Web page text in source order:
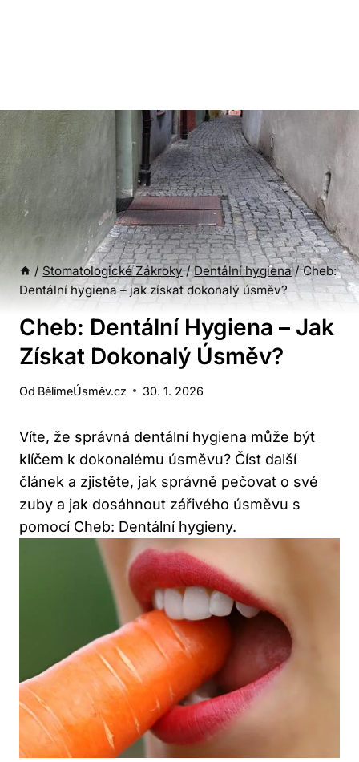
/ Stomatologické Zákroky / Dentální hygiena / Cheb:
Dentální hygiena – jak získat dokonalý úsměv?
Cheb: Dentální Hygiena – Jak
Získat Dokonalý Úsměv?
Od BělímeÚsměv.cz 30. 1. 2026
Víte, že správná dentální hygiena může být
klíčem k dokonalému úsměvu? Číst další
článek a zjistěte, jak správně pečovat o své
zuby a jak dosáhnout zářivého úsměvu s
pomocí Cheb: Dentální hygieny.